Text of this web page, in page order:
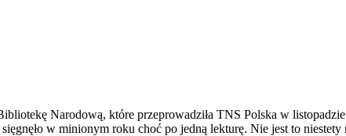
Narodową, które przeprowadziła TNS Polska w
w minionym roku choć po jedną lekturę. Nie jest to niestety